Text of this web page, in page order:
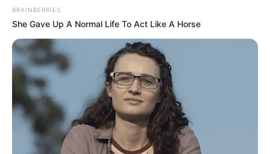
TEMAS DESTACADOS
EMERGENCIAS POR LLUVIAS
FUERTES LLUVIAS
VIA AL LLANO
LIGA BETPLAY
METRO DE MEDELLÍN
CORTES DE LUZ
CORTES DE AGUA
FENÓMENO DEL NIÑO
BRAINBERRIES
She Gave Up A Normal Life To Act Like A Horse